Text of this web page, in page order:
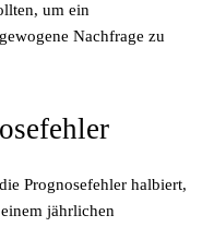
um ein
Nachfrage zu
Prognosefehler halbiert,
jährlichen